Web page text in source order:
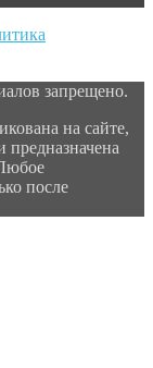
запрещено.
на сайте,
предназначена
после